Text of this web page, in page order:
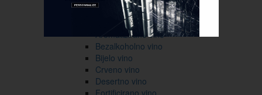
Vrsta
Aromatizirano vino
Bezalkoholno vino
Bijelo vino
Crveno vino
Desertno vino